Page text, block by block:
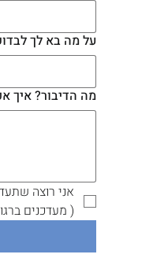
על מה בא לך
מה הדיבור? איך אפשר לעזור?
אני רוצה
( מעדכנים